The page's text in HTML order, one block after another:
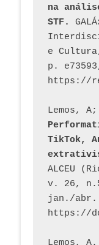
na
STF.
e
p.
TikTok,
ALCEU
v. 26,
jan./abr.
https://